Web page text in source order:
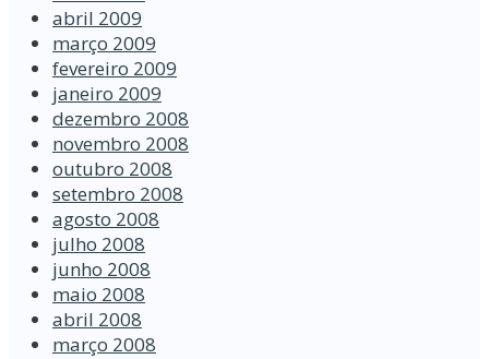
abril 2009
março 2009
fevereiro 2009
janeiro 2009
dezembro 2008
novembro 2008
outubro 2008
setembro 2008
agosto 2008
julho 2008
junho 2008
maio 2008
abril 2008
março 2008